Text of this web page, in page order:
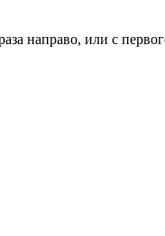
направо, или с